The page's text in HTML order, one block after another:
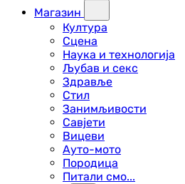
Магазин
Култура
Сцена
Наука и технологија
Љубав и секс
Здравље
Стил
Занимљивости
Савјети
Вицеви
Ауто-мото
Породица
Питали смо...